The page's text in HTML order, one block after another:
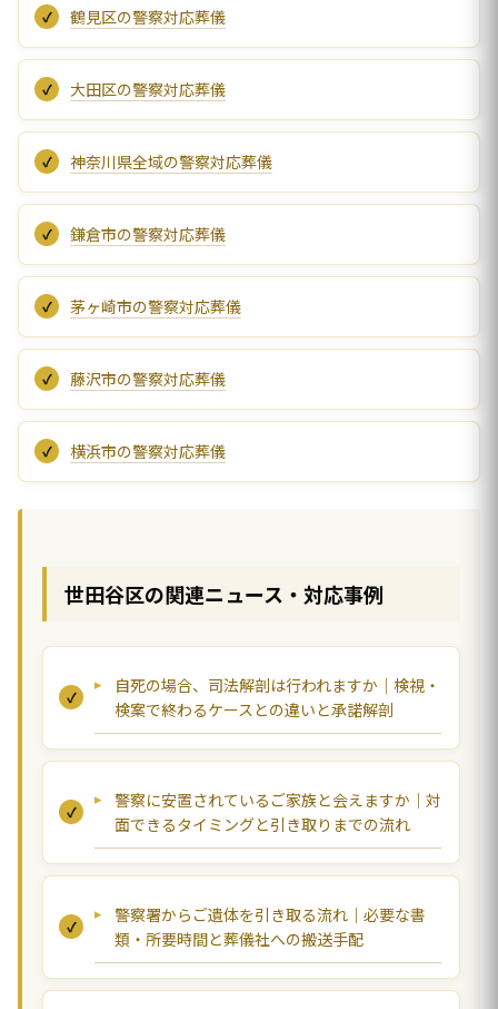
鶴見区の警察対応葬儀
大田区の警察対応葬儀
神奈川県全域の警察対応葬儀
鎌倉市の警察対応葬儀
茅ヶ崎市の警察対応葬儀
藤沢市の警察対応葬儀
横浜市の警察対応葬儀
世田谷区の関連ニュース・対応事例
自死の場合、司法解剖は行われますか｜検視・
検案で終わるケースとの違いと承諾解剖
警察に安置されているご家族と会えますか｜対
面できるタイミングと引き取りまでの流れ
警察署からご遺体を引き取る流れ｜必要な書
類・所要時間と葬儀社への搬送手配